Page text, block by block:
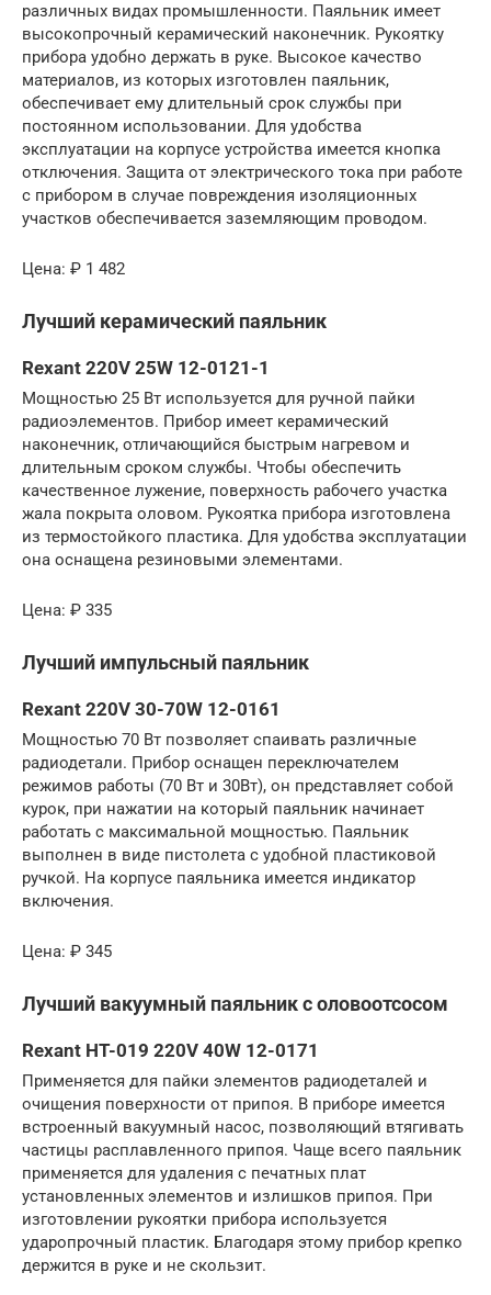
различных видах промышленности. Паяльник имеет
высокопрочный керамический наконечник. Рукоятку
прибора удобно держать в руке. Высокое качество
материалов, из которых изготовлен паяльник,
обеспечивает ему длительный срок службы при
постоянном использовании. Для удобства
эксплуатации на корпусе устройства имеется кнопка
отключения. Защита от электрического тока при работе
с прибором в случае повреждения изоляционных
участков обеспечивается заземляющим проводом.
Цена: ₽ 1 482
Лучший керамический паяльник
Rexant 220V 25W 12-0121-1
Мощностью 25 Вт используется для ручной пайки
радиоэлементов. Прибор имеет керамический
наконечник, отличающийся быстрым нагревом и
длительным сроком службы. Чтобы обеспечить
качественное лужение, поверхность рабочего участка
жала покрыта оловом. Рукоятка прибора изготовлена
из термостойкого пластика. Для удобства эксплуатации
она оснащена резиновыми элементами.
Цена: ₽ 335
Лучший импульсный паяльник
Rexant 220V 30-70W 12-0161
Мощностью 70 Вт позволяет спаивать различные
радиодетали. Прибор оснащен переключателем
режимов работы (70 Вт и 30Вт), он представляет собой
курок, при нажатии на который паяльник начинает
работать с максимальной мощностью. Паяльник
выполнен в виде пистолета с удобной пластиковой
ручкой. На корпусе паяльника имеется индикатор
включения.
Цена: ₽ 345
Лучший вакуумный паяльник с оловоотсосом
Rexant HT-019 220V 40W 12-0171
Применяется для пайки элементов радиодеталей и
очищения поверхности от припоя. В приборе имеется
встроенный вакуумный насос, позволяющий втягивать
частицы расплавленного припоя. Чаще всего паяльник
применяется для удаления с печатных плат
установленных элементов и излишков припоя. При
изготовлении рукоятки прибора используется
ударопрочный пластик. Благодаря этому прибор крепко
держится в руке и не скользит.